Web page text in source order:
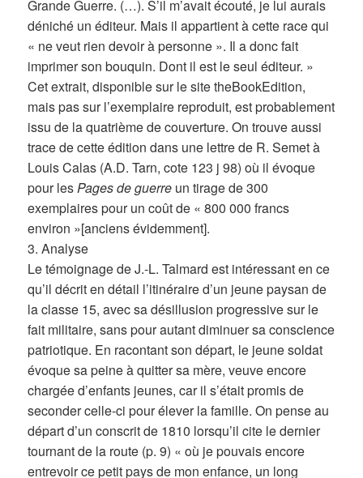
Grande Guerre. (…). S’il m’avait écouté, je lui aurais
déniché un éditeur. Mais il appartient à cette race qui
« ne veut rien devoir à personne ». Il a donc fait
imprimer son bouquin. Dont il est le seul éditeur. »
Cet extrait, disponible sur le site theBookEdition,
mais pas sur l’exemplaire reproduit, est probablement
issu de la quatrième de couverture. On trouve aussi
trace de cette édition dans une lettre de R. Semet à
Louis Calas (A.D. Tarn, cote 123 j 98) où il évoque
pour lesPages de guerre un tirage de 300
exemplaires pour un coût de « 800 000 francs
environ »[anciens évidemment].
3. Analyse
Le témoignage de J.-L. Talmard est intéressant en ce
qu’il décrit en détail l’itinéraire d’un jeune paysan de
la classe 15, avec sa désillusion progressive sur le
fait militaire, sans pour autant diminuer sa conscience
patriotique. En racontant son départ, le jeune soldat
évoque sa peine à quitter sa mère, veuve encore
chargée d’enfants jeunes, car il s’était promis de
seconder celle-ci pour élever la famille. On pense au
départ d’un conscrit de 1810 lorsqu’il cite le dernier
tournant de la route (p. 9) « où je pouvais encore
entrevoir ce petit pays de mon enfance, un long